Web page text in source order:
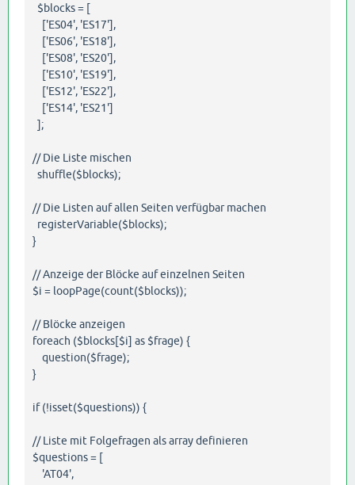
$blocks = [
['ES04', 'ES17'],
['ES06', 'ES18'],
['ES08', 'ES20'],
['ES10', 'ES19'],
['ES12', 'ES22'],
['ES14', 'ES21']
];
// Die Liste mischen
shuffle($blocks);
// Die Listen auf allen Seiten verfügbar machen
registerVariable($blocks);
}
// Anzeige der Blöcke auf einzelnen Seiten
$i = loopPage(count($blocks));
// Blöcke anzeigen
foreach ($blocks[$i] as $frage) {
question($frage);
}
if (!isset($questions)) {
// Liste mit Folgefragen als array definieren
$questions = [
'AT04',